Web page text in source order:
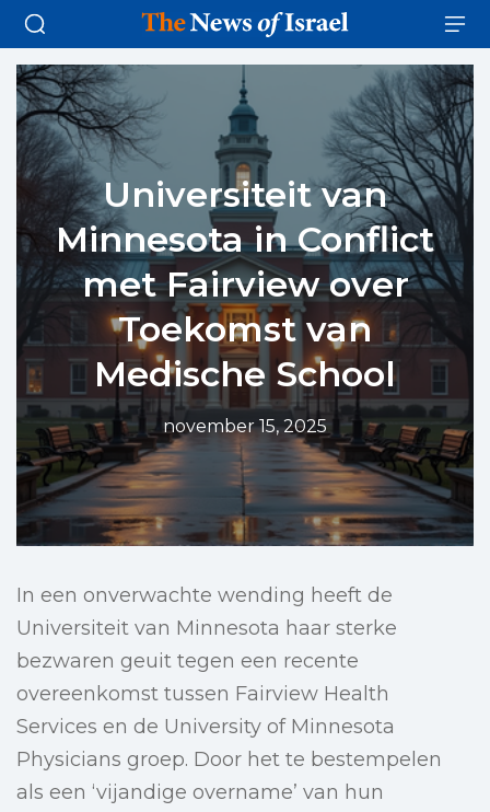
Universiteit van
Minnesota in Conflict
met Fairview over
Toekomst van
Medische School
november 15, 2025
In een onverwachte wending heeft de
Universiteit van Minnesota haar sterke
bezwaren geuit tegen een recente
overeenkomst tussen Fairview Health
Services en de University of Minnesota
Physicians groep. Door het te bestempelen
als een ‘vijandige overname’ van hun